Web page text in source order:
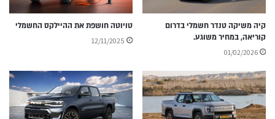
קיה משיקה טנדר חשמלי בדרום
קוריאה, במחיר משוגע.
01/02/2026
טויוטה חושפת את ההיילקס החשמלי
12/11/2025